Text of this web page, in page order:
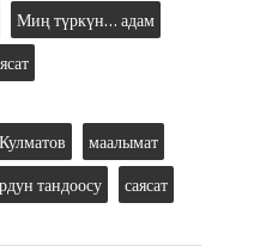
Миң түркүн… адам
маалымат
тандоосу саясат